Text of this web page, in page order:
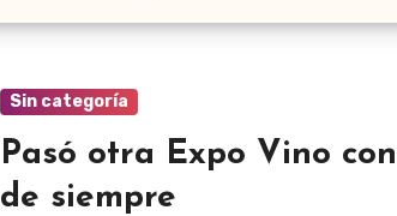
Sin categoría
Pasó otra Expo Vino con lo mismo
de siempre